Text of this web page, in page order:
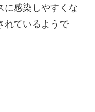
に感染しやすくな
れているようで